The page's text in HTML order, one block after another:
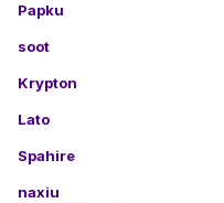
Papku
soot
Krypton
Lato
Spahire
naxiu